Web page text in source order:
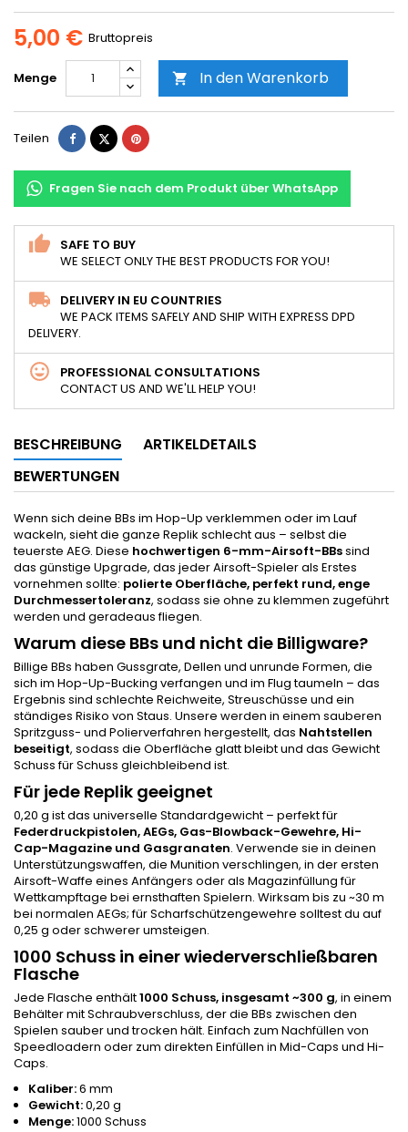
5,00 € Bruttopreis
Menge  In den Warenkorb
Teilen TeilenTweetPinterest
Fragen Sie nach dem Produkt über WhatsApp
SAFE TO BUY
WE SELECT ONLY THE BEST PRODUCTS FOR YOU!
DELIVERY IN EU COUNTRIES
WE PACK ITEMS SAFELY AND SHIP WITH EXPRESS DPD
DELIVERY.
PROFESSIONAL CONSULTATIONS
CONTACT US AND WE'LL HELP YOU!
BESCHREIBUNG
ARTIKELDETAILS
BEWERTUNGEN
Wenn sich deine BBs im Hop-Up verklemmen oder im Lauf
wackeln, sieht die ganze Replik schlecht aus – selbst die
teuerste AEG. Diese hochwertigen 6-mm-Airsoft-BBssind
das günstige Upgrade, das jeder Airsoft-Spieler als Erstes
vornehmen sollte: polierte Oberfläche, perfekt rund, enge
Durchmessertoleranz, sodass sie ohne zu klemmen zugeführt
werden und geradeaus fliegen.
Warum diese BBs und nicht die Billigware?
Billige BBs haben Gussgrate, Dellen und unrunde Formen, die
sich im Hop-Up-Bucking verfangen und im Flug taumeln – das
Ergebnis sind schlechte Reichweite, Streuschüsse und ein
ständiges Risiko von Staus. Unsere werden in einem sauberen
Spritzguss- und Polierverfahren hergestellt, das Nahtstellen
beseitigt, sodass die Oberfläche glatt bleibt und das Gewicht
Schuss für Schuss gleichbleibend ist.
Für jede Replik geeignet
0,20 g ist das universelle Standardgewicht – perfekt für
Federdruckpistolen, AEGs, Gas-Blowback-Gewehre, Hi-
Cap-Magazine und Gasgranaten. Verwende sie in deinen
Unterstützungswaffen, die Munition verschlingen, in der ersten
Airsoft-Waffe eines Anfängers oder als Magazinfüllung für
Wettkampftage bei ernsthaften Spielern. Wirksam bis zu ~30 m
bei normalen AEGs; für Scharfschützengewehre solltest du auf
0,25 g oder schwerer umsteigen.
1000 Schuss in einer wiederverschließbaren
Flasche
Jede Flasche enthält1000 Schuss, insgesamt ~300 g, in einem
Behälter mit Schraubverschluss, der die BBs zwischen den
Spielen sauber und trocken hält. Einfach zum Nachfüllen von
Speedloadern oder zum direkten Einfüllen in Mid-Caps und Hi-
Caps.
Kaliber:6 mm
Gewicht:0,20 g
Menge:1000 Schuss